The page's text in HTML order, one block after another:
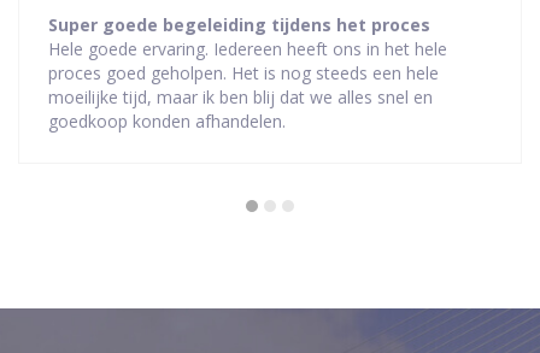
waardering:
5
van
5
Super goede begeleiding tijdens het proces
Hele goede ervaring. Iedereen heeft ons in het hele
proces goed geholpen. Het is nog steeds een hele
moeilijke tijd, maar ik ben blij dat we alles snel en
goedkoop konden afhandelen.